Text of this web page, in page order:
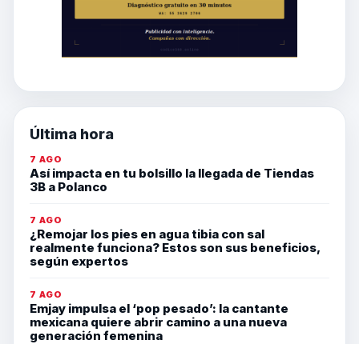
Última hora
7 AGO
Así impacta en tu bolsillo la llegada de Tiendas
3B a Polanco
7 AGO
¿Remojar los pies en agua tibia con sal
realmente funciona? Estos son sus beneficios,
según expertos
7 AGO
Emjay impulsa el ‘pop pesado’: la cantante
mexicana quiere abrir camino a una nueva
generación femenina